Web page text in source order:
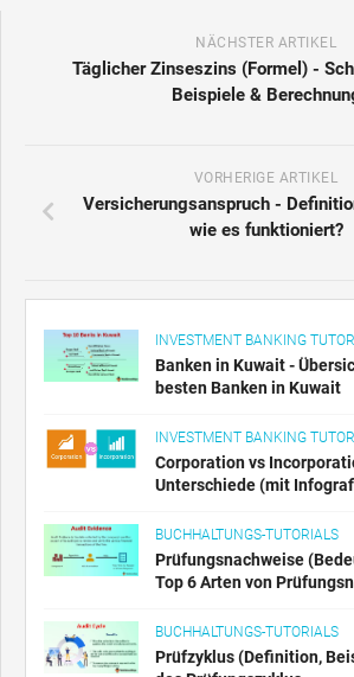
NÄCHSTER ARTIKEL
Täglicher Zinseszins (Formel) -
Beispiele &
VORHERIGE ARTIKEL
Versicherungsanspruch -
wie es funktioniert?
INVESTMENT BANKING
Banken in Kuwait -
besten Banken in Kuwait
INVESTMENT BANKING
Corporation vs
Unterschiede (mit
BUCHHALTUNGS-TUTORIALS
Prüfungsnachweise
Top 6 Arten von
BUCHHALTUNGS-TUTORIALS
Prüfzyklus (Definition,